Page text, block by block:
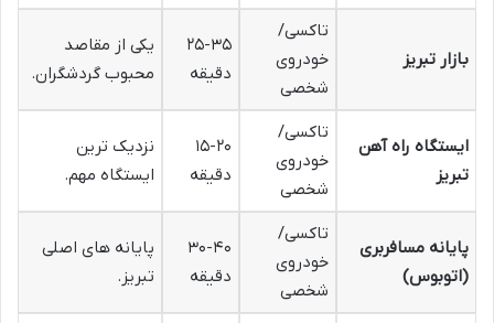
بازار تبریز
تاکسی/
خودروی
شخصی
۲۵-۳۵
دقیقه
یکی از مقاصد
محبوب گردشگران.
ایستگاه راه آهن
تبریز
تاکسی/
خودروی
شخصی
۱۵-۲۰
دقیقه
نزدیک ترین
ایستگاه مهم.
پایانه مسافربری
(اتوبوس)
تاکسی/
خودروی
شخصی
۳۰-۴۰
دقیقه
پایانه های اصلی
تبریز.